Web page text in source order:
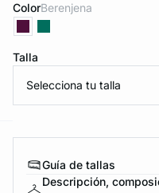
INVISIBLE
Color berenjena
Talla
Selecciona tu talla
Guía de tallas
Descripción,